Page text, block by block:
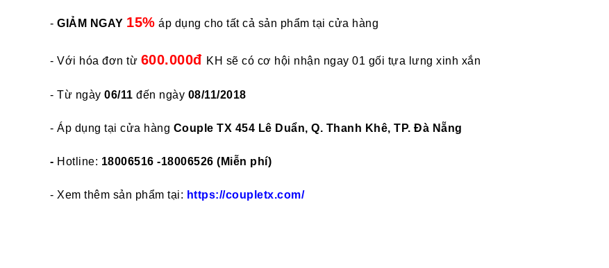
- GIẢM NGAY 15% áp dụng cho tất cả sản phẩm tại cửa hàng
- Với hóa đơn từ 600.000đ KH sẽ có cơ hội nhận ngay 01 gối tựa lưng xinh xắn
- Từ ngày 06/11 đến ngày 08/11/2018
- Áp dụng tại cửa hàng Couple TX 454 Lê Duẩn, Q. Thanh Khê, TP. Đà Nẵng
- Hotline: 18006516 -18006526 (Miễn phí)
- Xem thêm sản phẩm tại: https://coupletx.com/